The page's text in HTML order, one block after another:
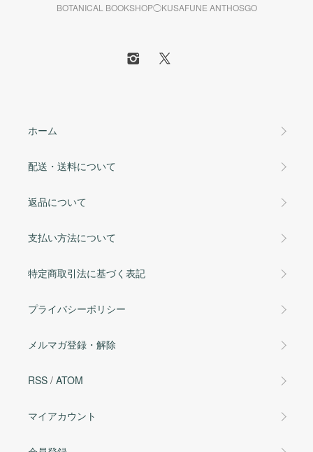
BOTANICAL BOOKSHOP◯KUSAFUNE ANTHOSGO
ホーム
配送・送料について
返品について
支払い方法について
特定商取引法に基づく表記
プライバシーポリシー
メルマガ登録・解除
RSS / ATOM
マイアカウント